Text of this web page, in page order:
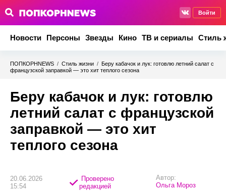
Войти
Новости Персоны Звезды Кино ТВ и сериалы Стиль
ПОПКОРНNEWS / Стиль жизни / Беру кабачок и лук: готовлю летний салат с
французской заправкой — это хит теплого сезона
Беру кабачок и лук: готовлю
летний салат с французской
заправкой — это хит
теплого сезона
20.06.2026
15:54
Проверено
редакцией
Автор:
Ольга Мороз